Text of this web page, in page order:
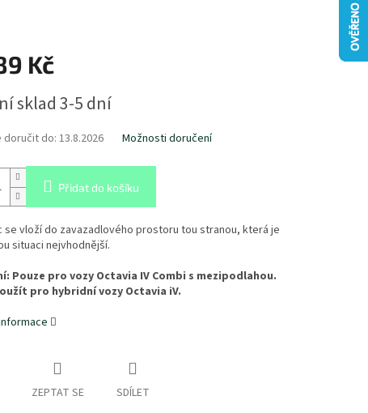
Kč
sklad 3-5 dní
doručit do:13.8.2026 Možnosti doručení
Přidat do košíku
se vloží do zavazadlového prostoru tou stranou, která je
situaci nejvhodnější.
Pouze pro vozy Octavia IV Combi s mezipodlahou.
pro hybridní vozy Octavia iV.
ZEPTAT SE SDÍLET